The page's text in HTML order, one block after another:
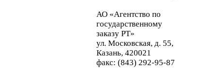
АО «Агентство по
государственному
заказу РТ»
ул. Московская, д. 55,
Казань, 420021
факс: (843) 292-95-87